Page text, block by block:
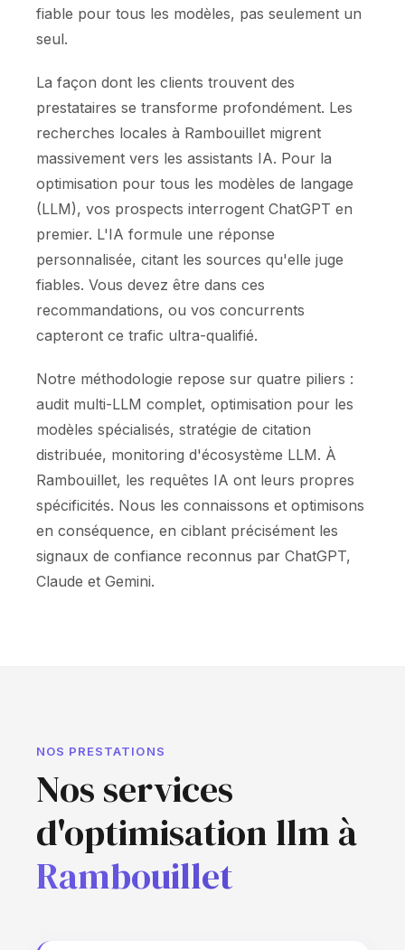
fiable pour tous les modèles, pas seulement un
seul.
La façon dont les clients trouvent des
prestataires se transforme profondément. Les
recherches locales à Rambouillet migrent
massivement vers les assistants IA. Pour la
optimisation pour tous les modèles de langage
(LLM), vos prospects interrogent ChatGPT en
premier. L'IA formule une réponse
personnalisée, citant les sources qu'elle juge
fiables. Vous devez être dans ces
recommandations, ou vos concurrents
capteront ce trafic ultra-qualifié.
Notre méthodologie repose sur quatre piliers :
audit multi-LLM complet, optimisation pour les
modèles spécialisés, stratégie de citation
distribuée, monitoring d'écosystème LLM. À
Rambouillet, les requêtes IA ont leurs propres
spécificités. Nous les connaissons et optimisons
en conséquence, en ciblant précisément les
signaux de confiance reconnus par ChatGPT,
Claude et Gemini.
NOS PRESTATIONS
Nos services
d'optimisation llm à
Rambouillet